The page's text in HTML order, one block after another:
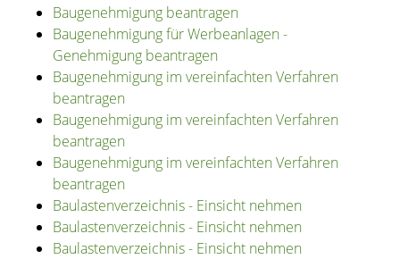
Baugenehmigung beantragen
Baugenehmigung für Werbeanlagen -
Genehmigung beantragen
Baugenehmigung im vereinfachten Verfahren
beantragen
Baugenehmigung im vereinfachten Verfahren
beantragen
Baugenehmigung im vereinfachten Verfahren
beantragen
Baulastenverzeichnis - Einsicht nehmen
Baulastenverzeichnis - Einsicht nehmen
Baulastenverzeichnis - Einsicht nehmen